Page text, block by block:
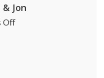
Jon
Off